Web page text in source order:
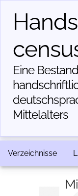
Eine
Mittelalters
Verzeichnisse